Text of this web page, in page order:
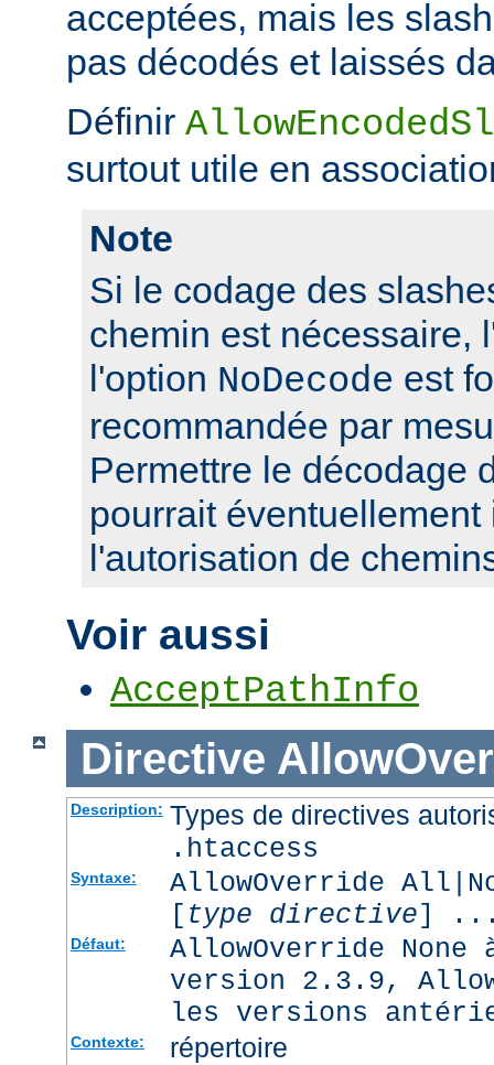
acceptées, mais les
pas décodés et laissés
Définir
surtout utile en
Note
Si le codage des
chemin est nécessaire,
l'option NoDecode est
recommandée par
Permettre le décodage
pourrait éventuellement
l'autorisation de
Voir aussi
AcceptPathInfo
Directive
Description: Types de directives
.htaccess
Syntaxe:
AllowOverride
[ type directive]
Défaut:
AllowOverride
version 2.3.9,
les versions
Contexte: répertoire